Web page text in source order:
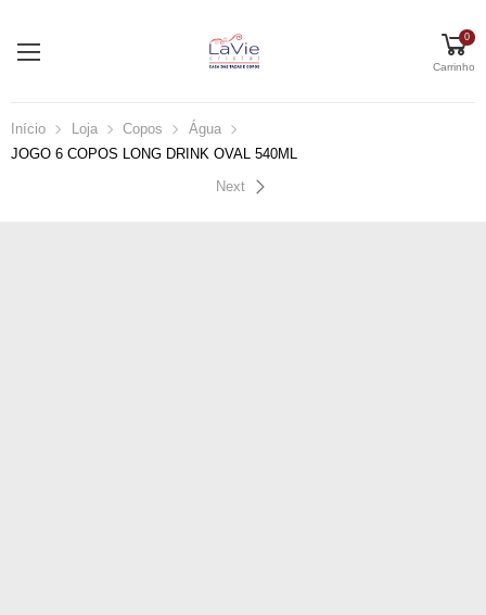
0
Carrinho
Início Loja Copos
Água
JOGO 6 COPOS LONG DRINK OVAL 540ML
Next